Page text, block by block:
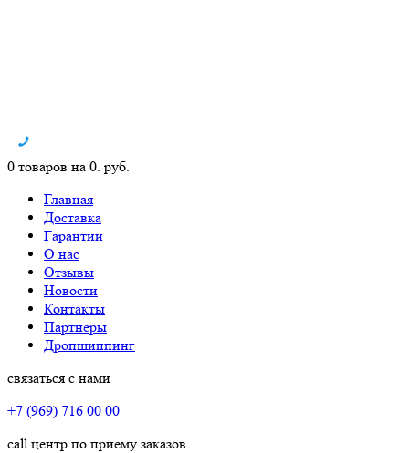
0 товаров на 0. руб.
Главная
Доставка
Гарантии
О нас
Отзывы
Новости
Контакты
Партнеры
Дропшиппинг
связаться с нами
+7 (969) 716 00 00
call центр по приему заказов